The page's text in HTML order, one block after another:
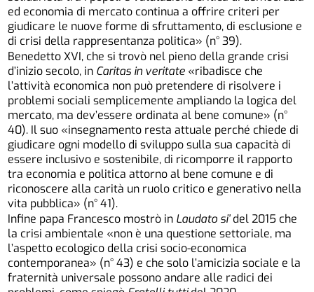
ed economia di mercato continua a offrire criteri per
giudicare le nuove forme di sfruttamento, di esclusione e
di crisi della rappresentanza politica» (n° 39).
Benedetto XVI, che si trovò nel pieno della grande crisi
d’inizio secolo, in Caritas in veritate «ribadisce che
l’attività economica non può pretendere di risolvere i
problemi sociali semplicemente ampliando la logica del
mercato, ma dev’essere ordinata al bene comune» (n°
40). Il suo «insegnamento resta attuale perché chiede di
giudicare ogni modello di sviluppo sulla sua capacità di
essere inclusivo e sostenibile, di ricomporre il rapporto
tra economia e politica attorno al bene comune e di
riconoscere alla carità un ruolo critico e generativo nella
vita pubblica» (n° 41).
Infine papa Francesco mostrò in Laudato si’del 2015 che
la crisi ambientale «non è una questione settoriale, ma
l’aspetto ecologico della crisi socio-economica
contemporanea» (n° 43) e che solo l’amicizia sociale e la
fraternità universale possono andare alle radici dei